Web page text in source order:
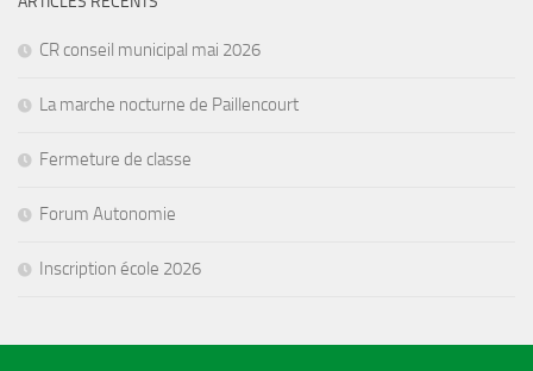
CR conseil municipal mai 2026
La marche nocturne de Paillencourt
Fermeture de classe
Forum Autonomie
Inscription école 2026